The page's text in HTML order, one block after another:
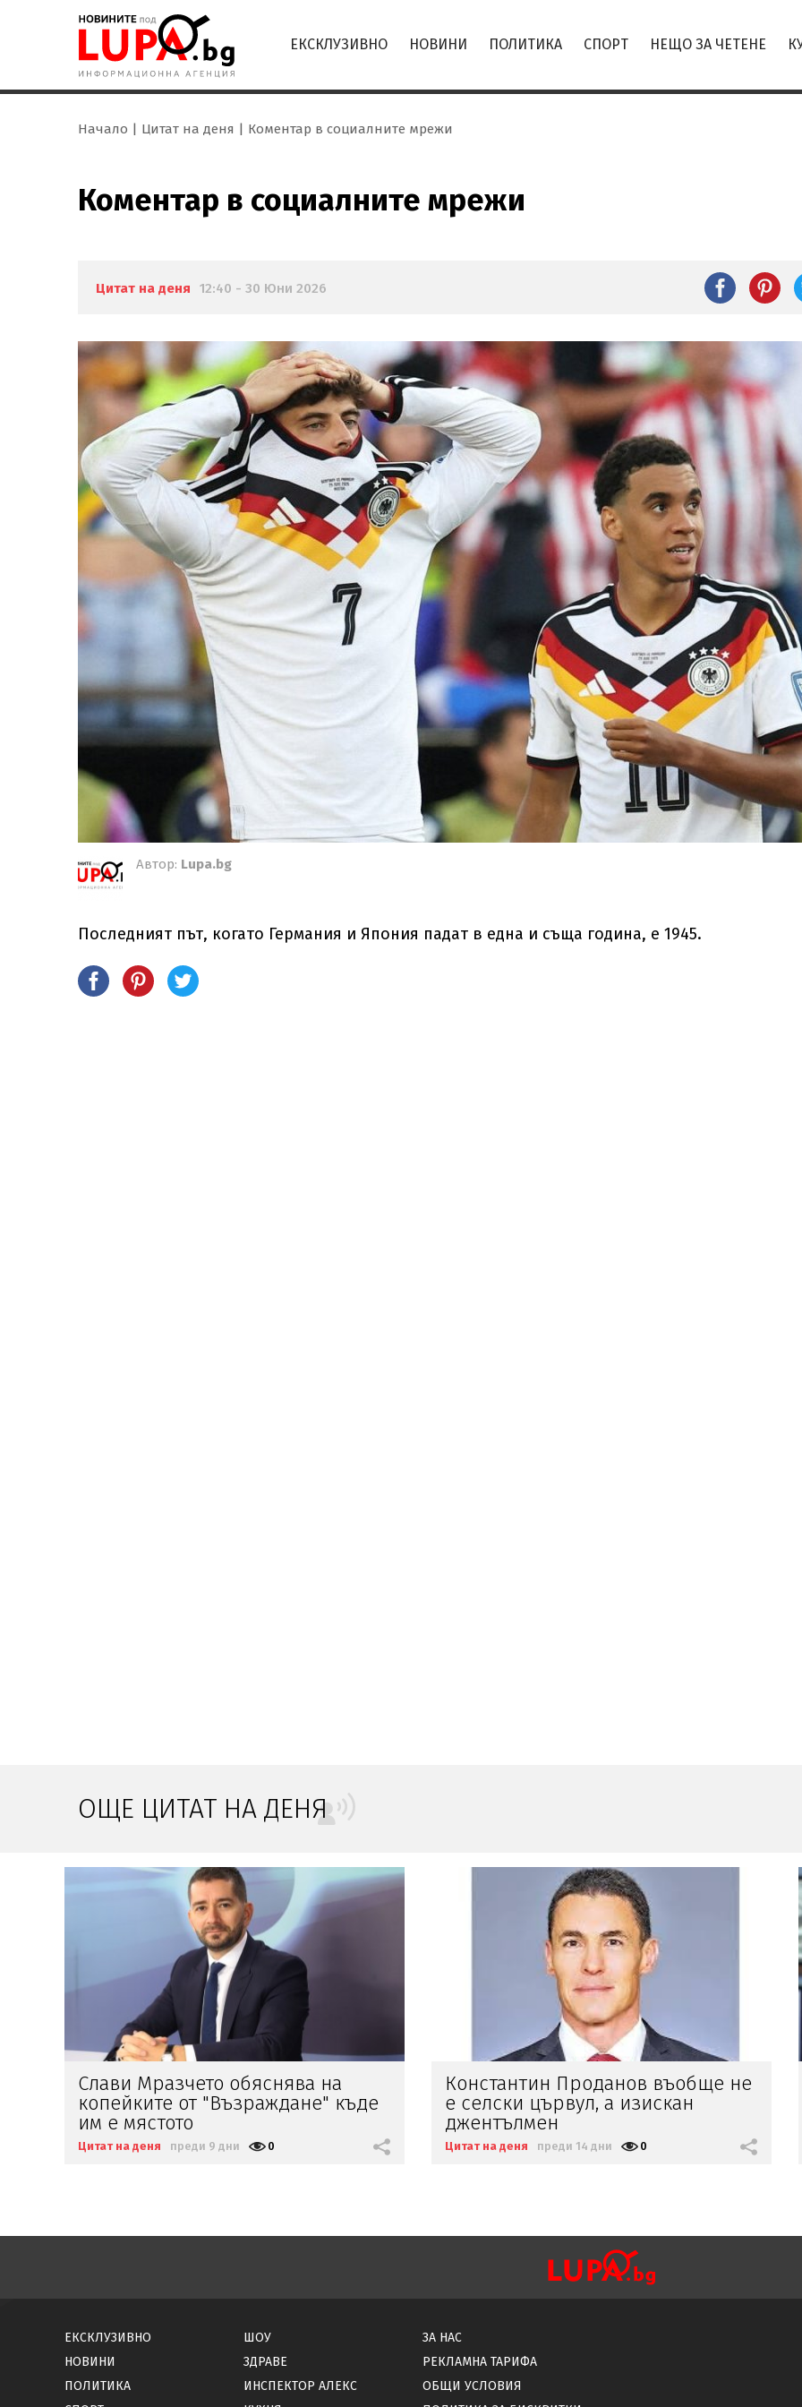
ЕКСКЛУЗИВНО НОВИНИ ПОЛИТИКА СПОРТ НЕЩО ЗА ЧЕТЕНЕ
Начало Цитат на деня Коментар в социалните мрежи
Коментар в социалните мрежи
Цитат на деня 12:40 - 30 Юни 2026
Автор: Lupa.bg
Последният път, когато Германия и Япония падат в една и съща година, е 1945.
ОЩЕ ЦИТАТ НА ДЕНЯ
Константин Проданов въобще не
е селски цървул, а изискан
джентълмен
Цитат на деня преди 14 дни 0
Благо Калашника в студиото на
БНТ за финала на световното
Цитат на деня преди 19 дни 0
ЕКСКЛУЗИВНО
НОВИНИ
ПОЛИТИКА
ШОУ
ЗДРАВЕ
ИНСПЕКТОР АЛЕКС
ЗА НАС
РЕКЛАМНА ТАРИФА
ОБЩИ УСЛОВИЯ